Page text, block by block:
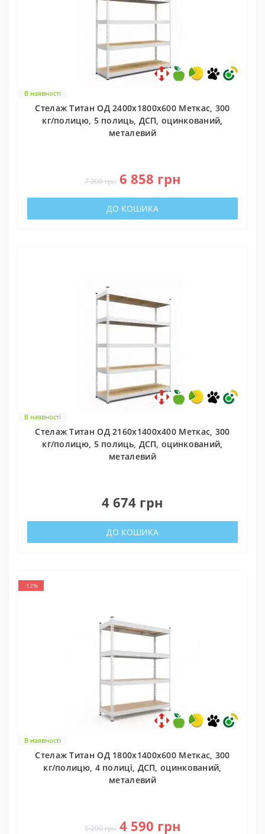
В наявності
Стелаж Титан ОД 2400х1800х600 Меткас, 300
кг/полицю, 5 полиць, ДСП, оцинкований,
металевий
7 200 грн 6 858 грн
ДО КОШИКА
В наявності
Стелаж Титан ОД 2160х1400х400 Меткас, 300
кг/полицю, 5 полиць, ДСП, оцинкований,
металевий
4 674 грн
ДО КОШИКА
-12%
В наявності
Стелаж Титан ОД 1800х1400х600 Меткас, 300
кг/полицю, 4 полиці, ДСП, оцинкований,
металевий
5 200 грн 4 590 грн